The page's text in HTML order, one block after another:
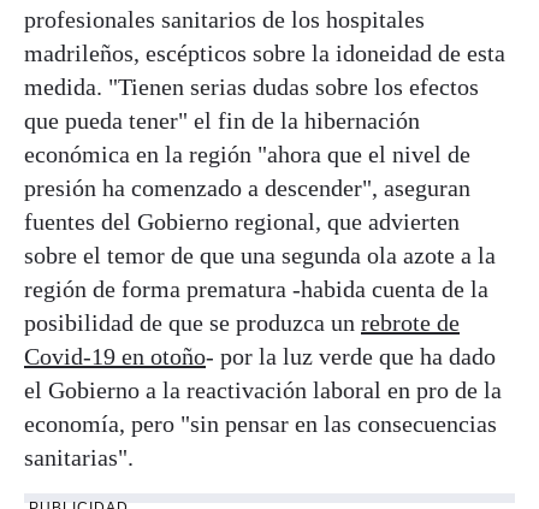
profesionales sanitarios de los hospitales
madrileños, escépticos sobre la idoneidad de esta
medida. "Tienen serias dudas sobre los efectos
que pueda tener" el fin de la hibernación
económica en la región "ahora que el nivel de
presión ha comenzado a descender", aseguran
fuentes del Gobierno regional, que advierten
sobre el temor de que una segunda ola azote a la
región de forma prematura -habida cuenta de la
posibilidad de que se produzca un rebrote de
Covid-19 en otoño- por la luz verde que ha dado
el Gobierno a la reactivación laboral en pro de la
economía, pero "sin pensar en las consecuencias
sanitarias".